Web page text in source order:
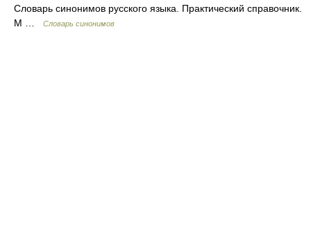
Словарь синонимов русского языка. Практический справочник.
М …
Словарь синонимов